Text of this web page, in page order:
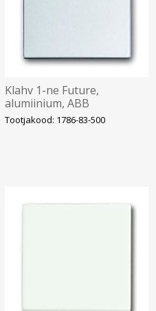
Klahv 1-ne Future,
alumiinium, ABB
Tootjakood: 1786-83-500